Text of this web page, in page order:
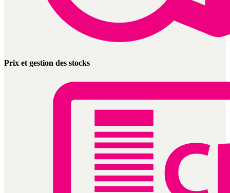
Prix et gestion des stocks